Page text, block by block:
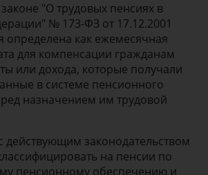
"О трудовых пенсиях в
№ 173-ФЗ от 17.12.2001
определена как ежемесячная
для компенсации гражданам
или дохода, которые получали
в системе пенсионного
назначением им трудовой
действующим законодательством
на пенсии по
пенсионному обеспечению и